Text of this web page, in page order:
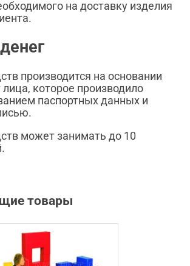
на доставку изделия
производится на основании
лица, которое производило
паспортных данных и
может занимать до 10
товары